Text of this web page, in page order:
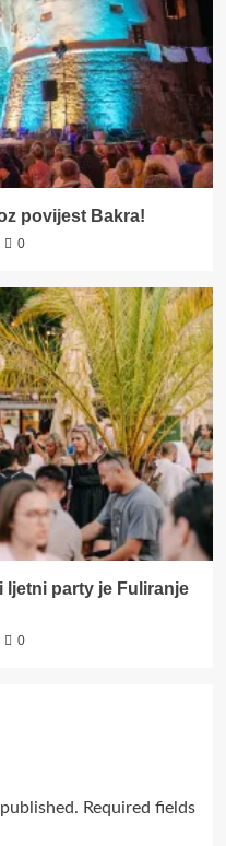
povijest Bakra!
0
party je Fuliranje
0
Required fields